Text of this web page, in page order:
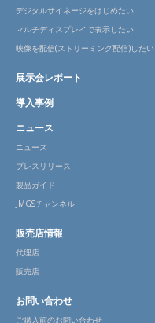
デジタルサイネージをはじめたい
マルチディスプレイで表示したい
映像を配信(ストリーミング配信)したい
展示会レポート
導入事例
ニュース
ニュース
プレスリリース
製品ガイド
JMGSチャンネル
販売店情報
代理店
販売店
お問い合わせ
ご購入前のお問い合わせ